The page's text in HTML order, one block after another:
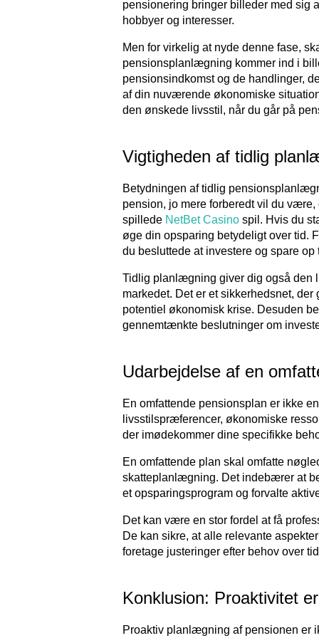
pensionering bringer billeder med sig
hobbyer og interesser.
Men for virkelig at nyde denne fase,
pensionsplanlægning kommer ind i
pensionsindkomst og de handlinger,
af din nuværende økonomiske
den ønskede livsstil, når du går på
Vigtigheden af tidlig
Betydningen af tidlig
pension, jo mere forberedt vil du
spillede NetBet Casino spil. Hvis du
øge din opsparing betydeligt over tid.
du besluttede at investere og spare op
Tidlig planlægning giver dig også den
markedet. Det er et sikkerhedsnet,
potentiel økonomisk krise. Desuden
gennemtænkte beslutninger om
Udarbejdelse af en
En omfattende pensionsplan er ikke
livsstilspræferencer, økonomiske
der imødekommer dine specifikke
En omfattende plan skal omfatte
skatteplanlægning. Det indebærer at
et opsparingsprogram og forvalte
Det kan være en stor fordel at få
De kan sikre, at alle relevante
foretage justeringer efter behov over
Konklusion: Proaktivitet
Proaktiv planlægning af pensionen er